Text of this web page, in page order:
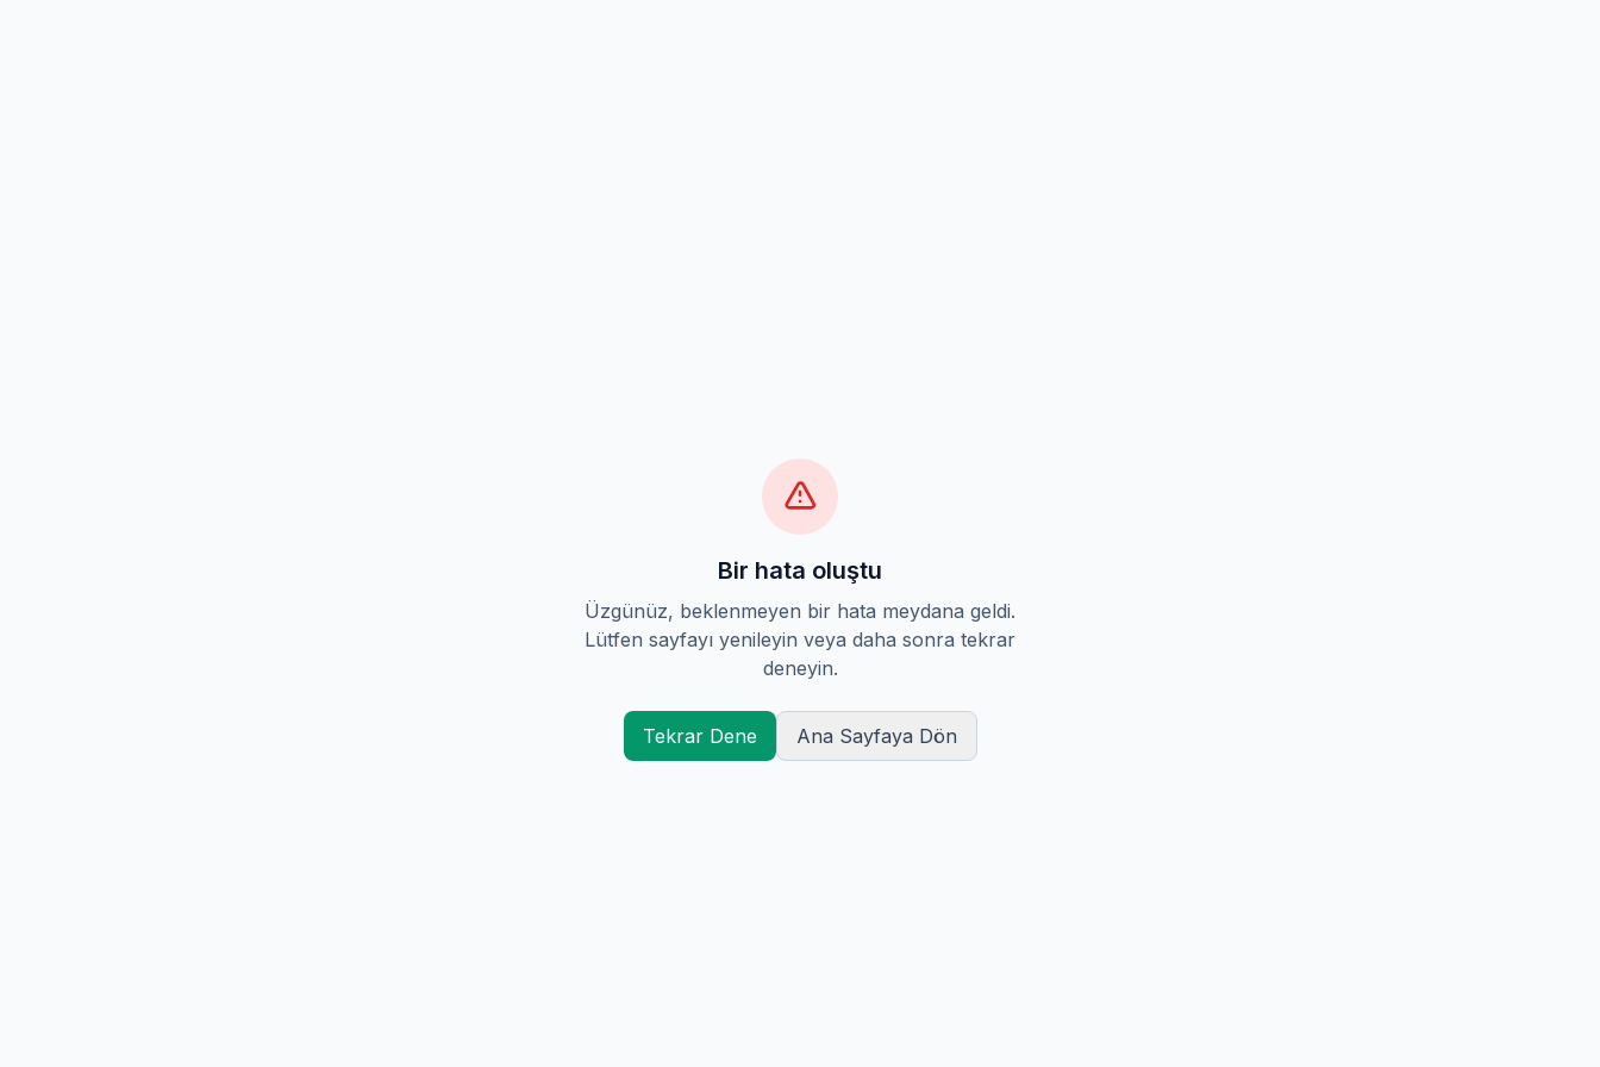
Bir hata oluştu
Üzgünüz, beklenmeyen bir hata meydana geldi.
Lütfen sayfayı yenileyin veya daha sonra tekrar
deneyin.
Tekrar Dene Ana Sayfaya Dön